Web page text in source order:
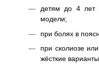
детям до 4 лет
модели;
при болях в
при сколиозе
жёсткие